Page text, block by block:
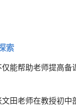
索
能帮助老师提高
田老师在教授初